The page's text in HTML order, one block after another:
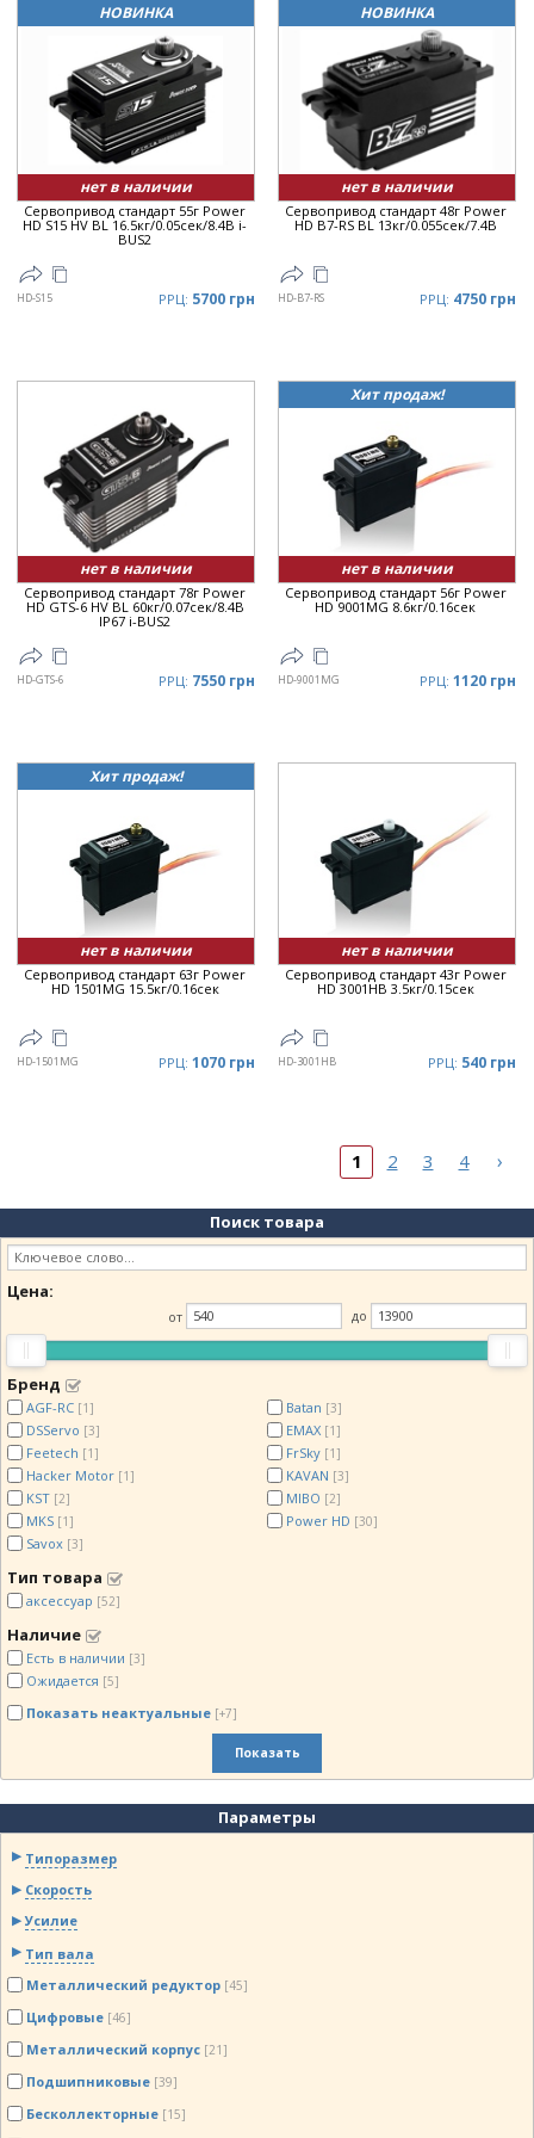
НОВИНКА
нет в наличии
Сервопривод стандарт 55г Power
HD S15 HV BL 16.5кг/0.05сек/8.4В i-
BUS2
HD-S15 РРЦ: 5700 грн
НОВИНКА
нет в наличии
Сервопривод стандарт 48г Power
HD B7-RS BL 13кг/0.055сек/7.4В
HD-B7-RS РРЦ: 4750 грн
нет в наличии
Сервопривод стандарт 78г Power
HD GTS-6 HV BL 60кг/0.07сек/8.4В
IP67 i-BUS2
HD-GTS-6 РРЦ: 7550 грн
Хит продаж!
нет в наличии
Сервопривод стандарт 56г Power
HD 9001MG 8.6кг/0.16сек
HD-9001MG РРЦ: 1120 грн
Хит продаж!
нет в наличии
Сервопривод стандарт 63г Power
HD 1501MG 15.5кг/0.16сек
HD-1501MG РРЦ: 1070 грн
нет в наличии
Сервопривод стандарт 43г Power
HD 3001HB 3.5кг/0.15сек
HD-3001HB РРЦ: 540 грн
1 2 3 4 ›
Поиск товара
Цена:
от до
Бренд
AGF-RC [1] Batan [3]
DSServo [3] EMAX [1]
Feetech [1] FrSky [1]
Hacker Motor [1] KAVAN [3]
KST [2] MIBO [2]
MKS [1] Power HD [30]
Savox [3]
Тип товара
аксессуар [52]
Наличие
Есть в наличии [3]
Ожидается [5]
Показать неактуальные [+7]
Показать
Параметры
Типоразмер
Скорость
Усилие
Тип вала
Металлический редуктор [45]
Цифровые [46]
Металлический корпус [21]
Подшипниковые [39]
Бесколлекторные [15]